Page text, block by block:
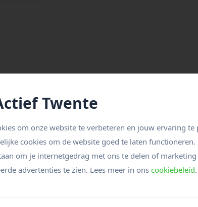
Bekijkhierde mogelijkheden
Twente
om onze website te verbeteren en jouw ervaring te
cookies om de website goed te laten functioneren.
om je internetgedrag met ons te delen of
advertenties te zien. Lees meer in ons cookiebeleid.